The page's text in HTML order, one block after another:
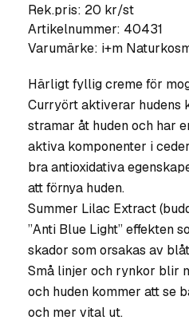
Rek.pris: 20 kr/st
Artikelnummer: 40431
Varumärke: i+m
Härligt fyllig creme för
Curryört aktiverar hudens
stramar åt huden och har
aktiva komponenter i
bra antioxidativa
att förnya huden.
Summer Lilac Extract
”Anti Blue Light” effekten
skador som orsakas av
Små linjer och rynkor blir
och huden kommer att se
och mer vital ut.